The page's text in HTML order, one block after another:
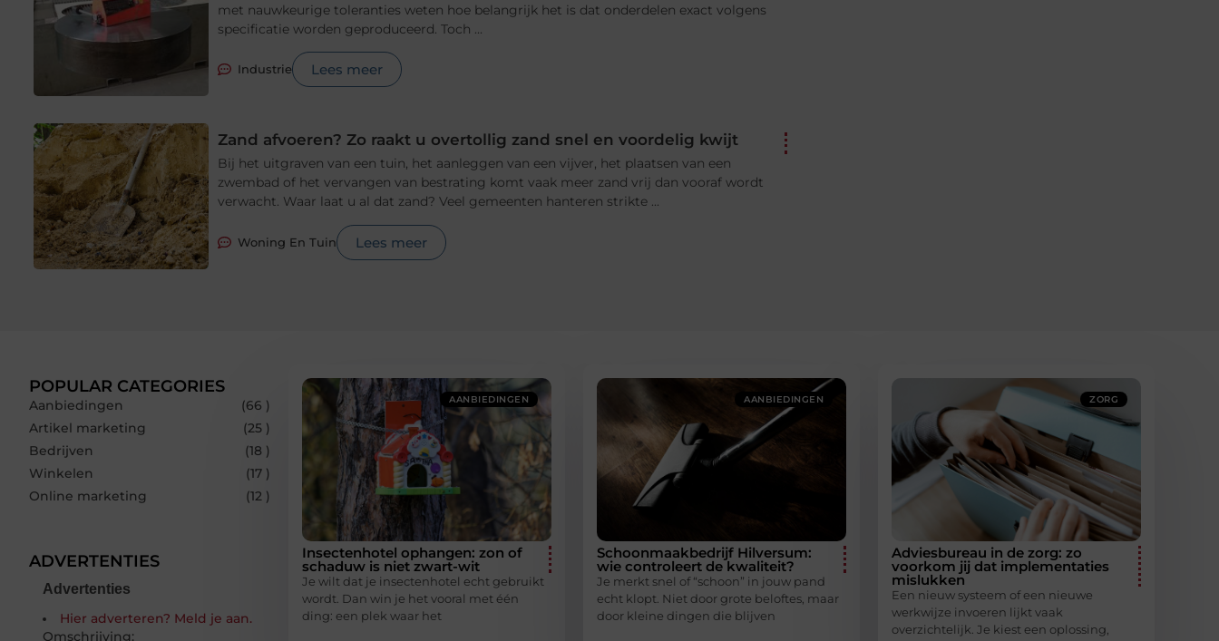
met nauwkeurige toleranties weten hoe belangrijk het is dat onderdelen exact volgens
specificatie worden geproduceerd. Toch ...
Industrie Lees meer
Zand afvoeren? Zo raakt u overtollig zand snel en voordelig kwijt
Bij het uitgraven van een tuin, het aanleggen van een vijver, het plaatsen van een
zwembad of het vervangen van bestrating komt vaak meer zand vrij dan vooraf wordt
verwacht. Waar laat u al dat zand? Veel gemeenten hanteren strikte ...
Woning En Tuin Lees meer
POPULAR CATEGORIES
Aanbiedingen
(66 )
Artikel marketing
(25 )
Bedrijven
(18 )
Winkelen
(17 )
Online marketing
(12 )
ADVERTENTIES
Advertenties
Hier adverteren? Meld je aan.
Omschrijving:
AANBIEDINGEN
Insectenhotel ophangen: zon of
schaduw is niet zwart-wit
Je wilt dat je insectenhotel echt gebruikt
wordt. Dan win je het vooral met één
ding: een plek waar het
AANBIEDINGEN
Schoonmaakbedrijf Hilversum:
wie controleert de kwaliteit?
Je merkt snel of “schoon” in jouw pand
echt klopt. Niet door grote beloftes, maar
door kleine dingen die blijven
ZORG
Adviesbureau in de zorg: zo
voorkom jij dat implementaties
mislukken
Een nieuw systeem of een nieuwe
werkwijze invoeren lijkt vaak
overzichtelijk. Je kiest een oplossing,